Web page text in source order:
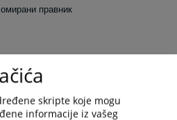
правник
skripte koje mogu
informacije iz vašeg